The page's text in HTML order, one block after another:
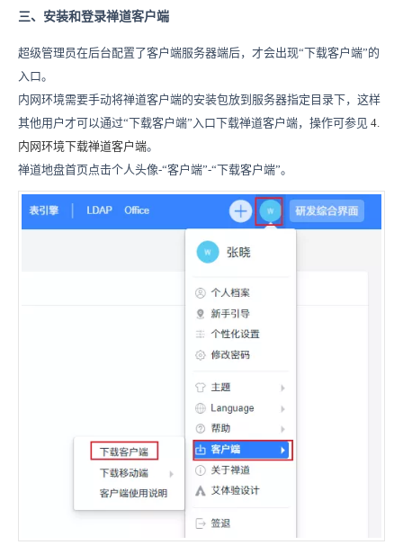
三、安装和登录禅道客户端
超级管理员在后台配置了客户端服务器端后，才会出现“下载客户端”的
入口。
内网环境需要手动将禅道客户端的安装包放到服务器指定目录下，这样
其他用户才可以通过“下载客户端”入口下载禅道客户端，操作可参见 4.
内网环境下载禅道客户端。
禅道地盘首页点击个人头像-“客户端”-“下载客户端”。